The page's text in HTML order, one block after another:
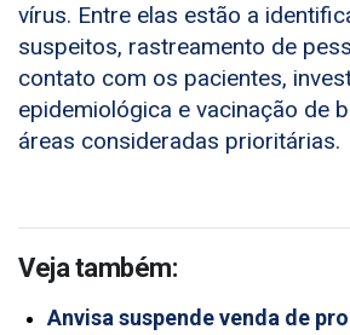
vírus. Entre elas estão a
suspeitos, rastreamento de
contato com os pacientes,
epidemiológica e vacinação de
áreas consideradas prioritárias.
Veja também:
Anvisa suspende venda de